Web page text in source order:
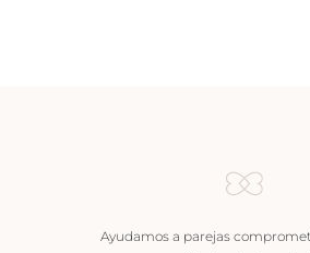
Ayudamos a parejas